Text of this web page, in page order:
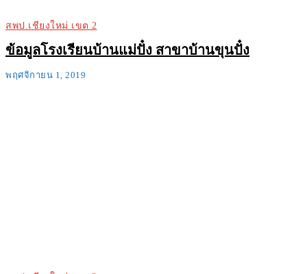
สพป.เชียงใหม่ เขต 2
ข้อมูลโรงเรียนบ้านแม่ปั๋ง สาขาบ้านขุนปั๋ง
พฤศจิกายน 1, 2019